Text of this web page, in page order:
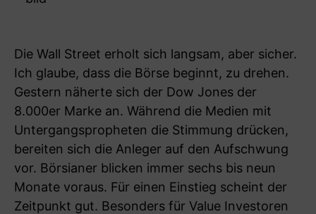
Die Wall Street erholt sich langsam, aber sicher.
Ich glaube, dass die Börse beginnt, zu drehen.
Gestern näherte sich der Dow Jones der
8.000er Marke an. Während die Medien mit
Untergangspropheten die Stimmung drücken,
bereiten sich die Anleger auf den Aufschwung
vor. Börsianer blicken immer sechs bis neun
Monate voraus. Für einen Einstieg scheint der
Zeitpunkt gut. Besonders für Value Investoren